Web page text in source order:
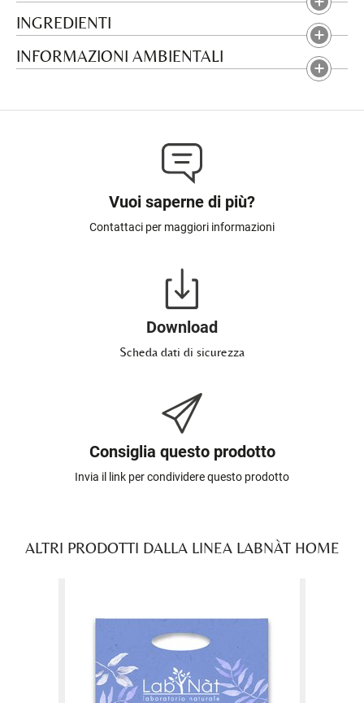
INGREDIENTI
INFORMAZIONI AMBIENTALI
Vuoi saperne di più?
Contattaci per maggiori informazioni
Download
Scheda dati di sicurezza
Consiglia questo prodotto
Invia il link per condividere questo prodotto
ALTRI PRODOTTI DALLA LINEA LABNÀT HOME